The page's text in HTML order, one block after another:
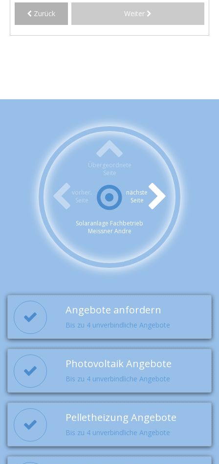
Zurück Weiter
Übergeordnete
Seite
vorher.
Seite
nächste
Seite
Solaranlage Fachbetrieb
Meissner Andre
Angebote anfordern
Bis zu 4 unverbindliche Angebote
Photovoltaik Angebote
Bis zu 4 unverbindliche Angebote
Pelletheizung Angebote
Bis zu 4 unverbindliche Angebote